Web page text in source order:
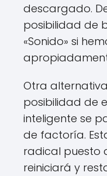
descargado.
posibilidad de
«Sonido» si
Otra
posibilidad de
inteligente se
de factoría.
radical puesto
reiniciará y